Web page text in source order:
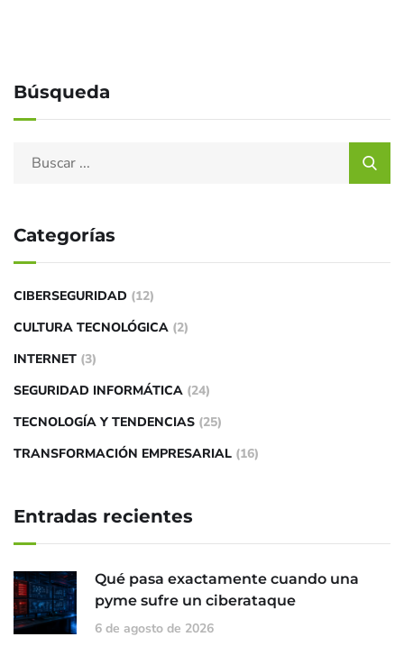
Búsqueda
Categorías
CIBERSEGURIDAD (12)
CULTURA TECNOLÓGICA (2)
INTERNET (3)
SEGURIDAD INFORMÁTICA (24)
TECNOLOGÍA Y TENDENCIAS (25)
TRANSFORMACIÓN EMPRESARIAL (16)
Entradas recientes
Qué pasa exactamente cuando una
pyme sufre un ciberataque
6 de agosto de 2026